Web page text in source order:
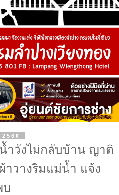
ำวังไม่กลับบ้าน ญาติ
าวางริมแม่น้ำ แจ้ง
บ